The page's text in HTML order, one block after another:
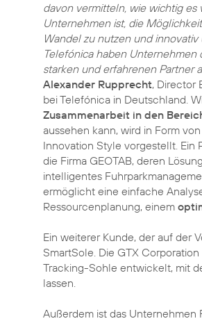
davon vermitteln, wie wichtig es
Unternehmen ist, die
Wandel zu nutzen und innovativ
Telefónica haben Unternehmen
starken und erfahrenen Partner
Alexander Rupprecht, Director
bei Telefónica in Deutschland.
Zusammenarbeit in den
aussehen kann, wird in Form
Innovation Style vorgestellt. Ein
die Firma GEOTAB, deren
intelligentes
ermöglicht eine einfache
Ressourcenplanung, einem
Ein weiterer Kunde, der auf der
SmartSole. Die GTX
Tracking-Sohle entwickelt, mit
lassen.
Außerdem ist das